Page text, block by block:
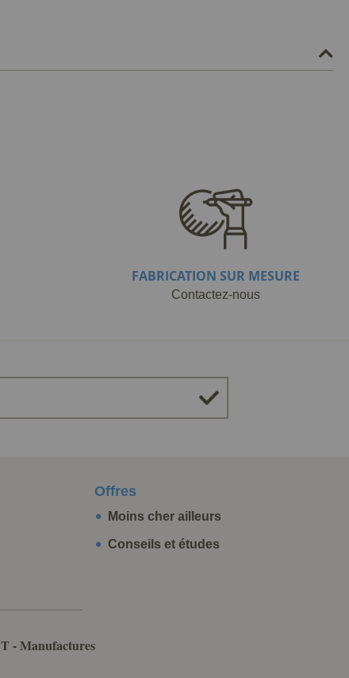
FABRICATION SUR MESURE
Contactez-nous
Offres
Moins cher ailleurs
Conseils et études
- Manufactures